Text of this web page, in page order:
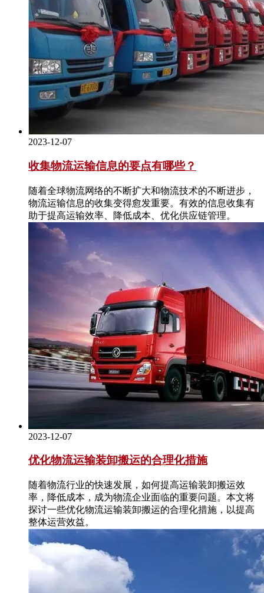
2023-12-07
收集物流运输信息的要点有哪些？
随着全球物流网络的不断扩大和物流技术的不断进步，
物流运输信息的收集变得愈发重要。有效的信息收集有
助于提高运输效率、降低成本、优化供应链管理。
2023-12-07
优化物流运输装卸搬运的合理化措施
随着物流行业的快速发展，如何提高运输装卸搬运效
率，降低成本，成为物流企业面临的重要问题。本文将
探讨一些优化物流运输装卸搬运的合理化措施，以提高
整体运营效益。